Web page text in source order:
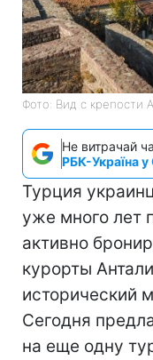
Фото: Вид с крепости
Не витрачай
РБК-Україна у
Турция
уже много лет
активно
курорты
исторический
Сегодня
на еще одну